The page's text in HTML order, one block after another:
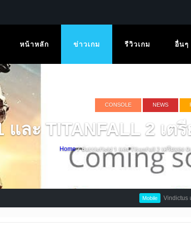
หน้าหลัก ข่าวเกม รีวิวเกม อื่นๆ
CONSOLE NEWS
และ TITANFALL 2 เต
Home/ Battlefield 1 และ Titanfall 2 เตรียมลง
Vindictus เวอร์ชั่